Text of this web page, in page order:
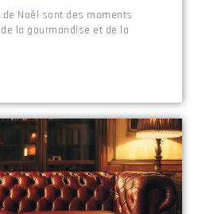
Noël sont des moments
la gourmandise et de la